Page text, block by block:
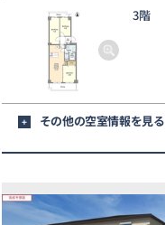
3階
+ その他の空室情報を見る